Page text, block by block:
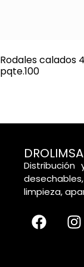
Rodales calados
pqte.100
DROLIMSA
Distribución
limpieza,